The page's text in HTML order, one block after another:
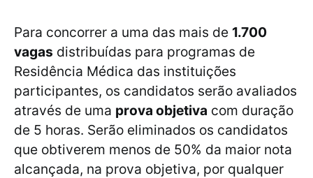
Para concorrer a uma das mais de 1.700
vagas distribuídas para programas de
Residência Médica das instituições
participantes, os candidatos serão avaliados
através de uma prova objetiva com duração
de 5 horas. Serão eliminados os candidatos
que obtiverem menos de 50% da maior nota
alcançada, na prova objetiva, por qualquer